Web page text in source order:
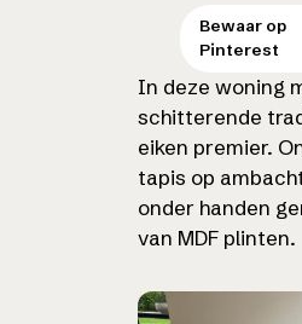
In deze woning
schitterende
eiken premier.
tapis op
onder handen
van MDF plinten.